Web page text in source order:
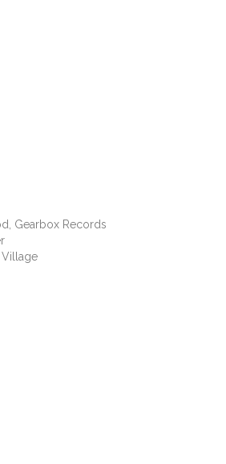
Gearbox Records
Village